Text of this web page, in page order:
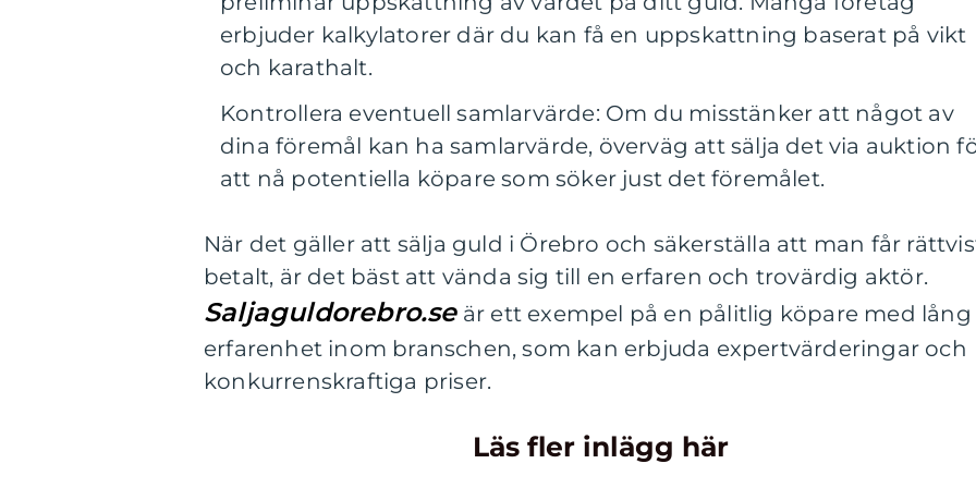
erbjuder kalkylatorer där du kan få en uppskattning baserat på vikt
och karathalt.
Kontrollera eventuell samlarvärde: Om du misstänker att något av
dina föremål kan ha samlarvärde, överväg att sälja det via auktion
att nå potentiella köpare som söker just det föremålet.
När det gäller att sälja guld i Örebro och säkerställa att man får
betalt, är det bäst att vända sig till en erfaren och trovärdig aktör.
Saljaguldorebro.se är ett exempel på en pålitlig köpare med lång
erfarenhet inom branschen, som kan erbjuda expertvärderingar och
konkurrenskraftiga priser.
Läs fler inlägg här